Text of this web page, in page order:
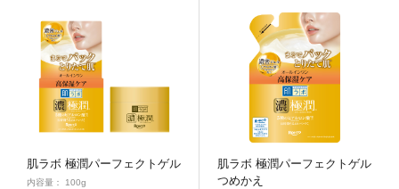
ヘリオホワイト 数量限定
ブランドから探す 使用用途から探す
成分から探す 注目の商品 を見る
お問い合わせ
肌ラボ 極潤パーフェクトゲル
内容量： 100g
肌ラボ 極潤パーフェクトゲル
つめかえ